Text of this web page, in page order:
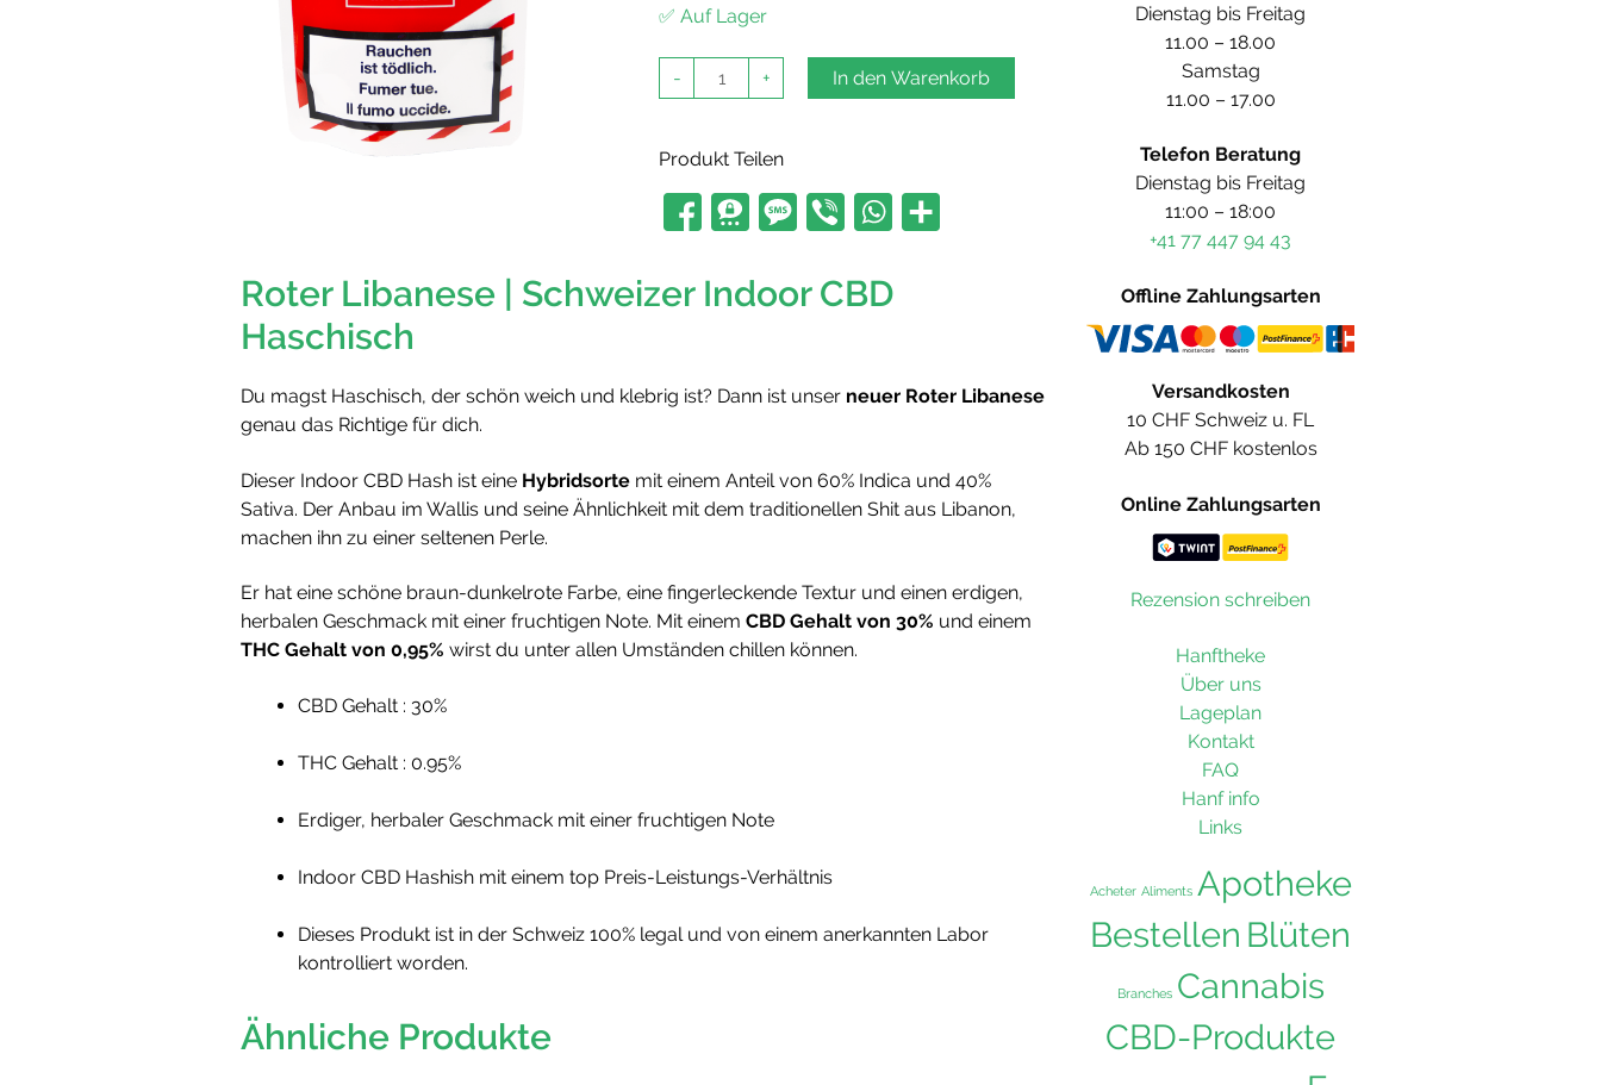
✅ Auf Lager
-
B-
Chill
Roter
Haschisch
Menge
+ In den Warenkorb
Produkt Teilen
Roter Libanese | Schweizer Indoor CBD
Haschisch
Du magst Haschisch, der schön weich und klebrig ist? Dann ist unser neuer Roter Libanese
genau das Richtige für dich.
Dieser Indoor CBD Hash ist eine Hybridsorte mit einem Anteil von 60% Indica und 40%
Sativa. Der Anbau im Wallis und seine Ähnlichkeit mit dem traditionellen Shit aus Libanon,
machen ihn zu einer seltenen Perle.
Er hat eine schöne braun-dunkelrote Farbe, eine fingerleckende Textur und einen erdigen,
herbalen Geschmack mit einer fruchtigen Note. Mit einem CBD Gehalt von 30% und einem
THC Gehalt von 0,95% wirst du unter allen Umständen chillen können.
CBD Gehalt : 30%
THC Gehalt : 0.95%
Erdiger, herbaler Geschmack mit einer fruchtigen Note
Indoor CBD Hashish mit einem top Preis-Leistungs-Verhältnis
Dieses Produkt ist in der Schweiz 100% legal und von einem anerkannten Labor
kontrolliert worden.
Ähnliche Produkte
Dienstag bis Freitag
11.00 – 18.00
Samstag
11.00 – 17.00
Telefon Beratung
Dienstag bis Freitag
11:00 – 18:00
+41 77 447 94 43
Offline Zahlungsarten
Versandkosten
10 CHF Schweiz u. FL
Ab 150 CHF kostenlos
Online Zahlungsarten
Rezension schreiben
Hanftheke
Über uns
Lageplan
Kontakt
FAQ
Hanf info
Links
Acheter Aliments Apotheke
Bestellen Blüten
Branches Cannabis
CBD-Produkte